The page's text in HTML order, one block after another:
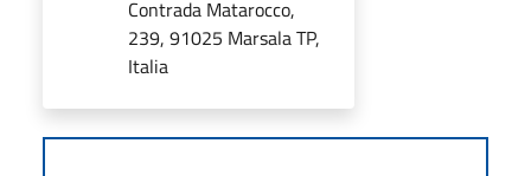
Contrada Matarocco,
239, 91025 Marsala TP,
Italia